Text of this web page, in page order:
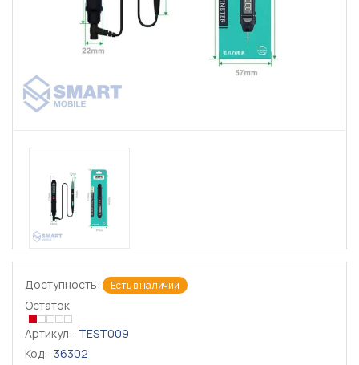
Доступность: Есть в наличии
Остаток
Артикул: TEST009
Код: 36302